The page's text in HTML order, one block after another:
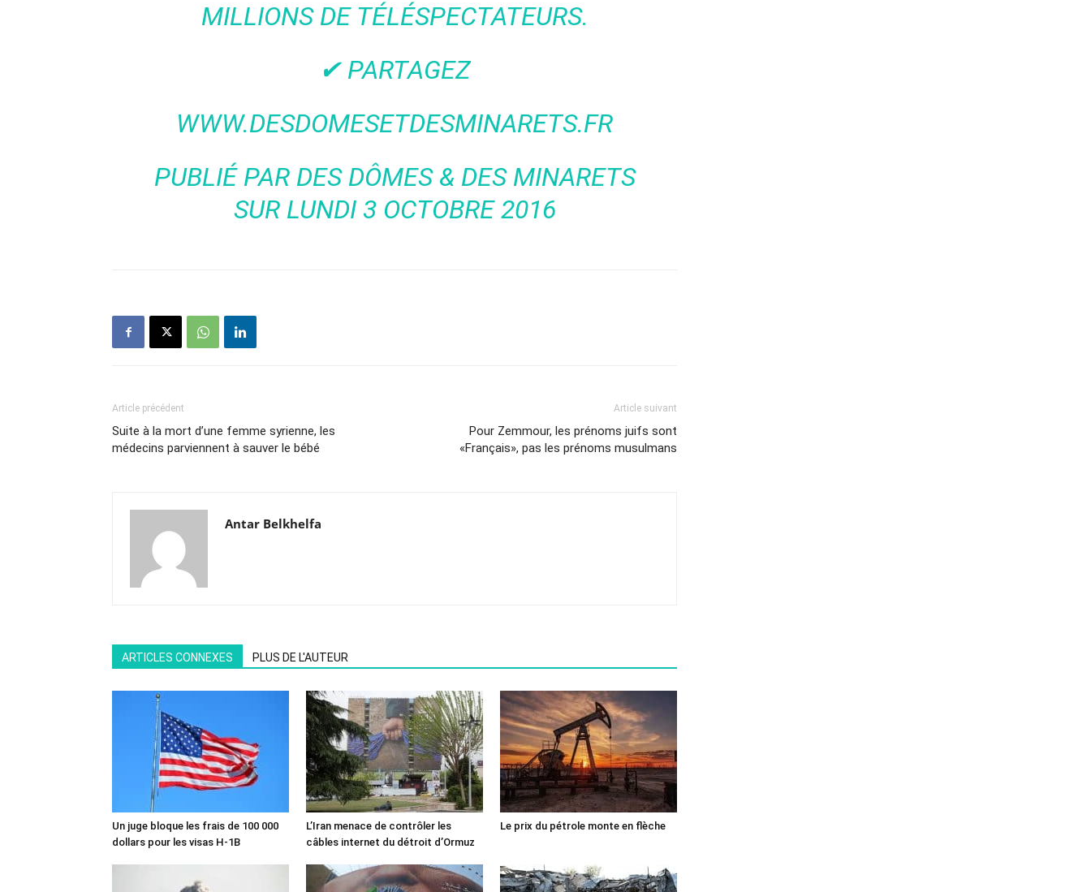
MILLIONS DE TÉLÉSPECTATEURS.
✔ PARTAGEZ
WWW.DESDOMESETDESMINARETS.FR
PUBLIÉ PAR DES DÔMES & DES MINARETS
SUR LUNDI 3 OCTOBRE 2016
Article précédent
Suite à la mort d’une femme syrienne, les
médecins parviennent à sauver le bébé
Article suivant
Pour Zemmour, les prénoms juifs sont
«Français», pas les prénoms musulmans
Antar Belkhelfa
ARTICLES CONNEXES PLUS DE L'AUTEUR
Un juge bloque les frais de 100 000
dollars pour les visas H-1B
L’Iran menace de contrôler les
câbles internet du détroit d’Ormuz
Le prix du pétrole monte en flèche